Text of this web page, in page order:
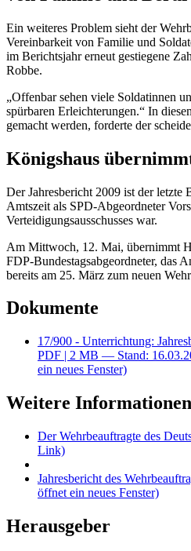
Ein weiteres Problem sieht der
Vereinbarkeit von Familie und
im Berichtsjahr erneut gestiegene
Robbe.
„Offenbar sehen viele Soldatinnen
spürbaren Erleichterungen.“ In
gemacht werden, forderte der
Königshaus
Der Jahresbericht 2009 ist der letzte
Amtszeit als SPD-Abgeordneter
Verteidigungsausschusses war.
Am Mittwoch, 12. Mai, übernimmt
FDP-Bundestagsabgeordneter, das
bereits am 25. März zum neuen
Dokumente
17/900 - Unterrichtung:
PDF | 2 MB — Stand:
ein neues Fenster)
Weitere Informationen
Der Wehrbeauftragte des
Link)
Jahresbericht des
öffnet ein neues Fenster)
Herausgeber